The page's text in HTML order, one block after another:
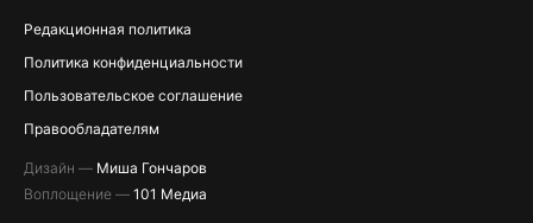
Редакционная политика
Политика конфиденциальности
Пользовательское соглашение
Правообладателям
Дизайн — Миша Гончаров
Воплощение — 101 Медиа